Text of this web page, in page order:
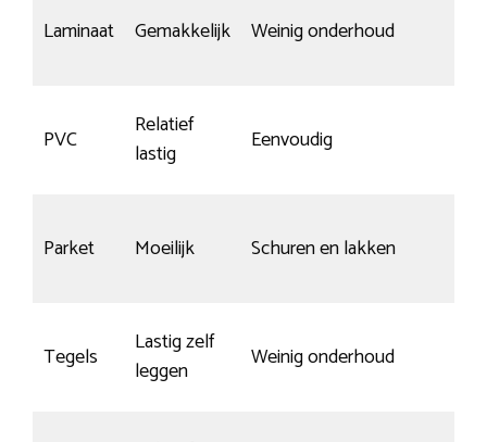
Laminaat Gemakkelijk Weinig onderhoud
PVC
Relatief
lastig
Eenvoudig
Parket Moeilijk Schuren en lakken
Tegels
Lastig zelf
leggen
Weinig onderhoud